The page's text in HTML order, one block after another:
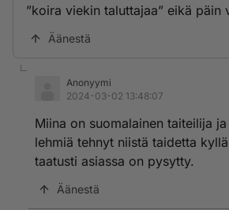
”koira viekin taluttajaa” eikä päin
Äänestä
Anonyymi
2024-03-02 13:48:07
Miina on suomalainen taiteilija
lehmiä tehnyt niistä taidetta
taatusti asiassa on pysytty.
Äänestä